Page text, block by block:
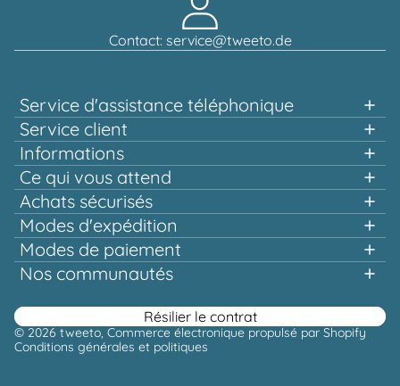
Contact: service@tweeto.de
Service d'assistance téléphonique
Assistance et conseil au:
+49 151 58707657
Lun-mar & jeu-ven, 10h00 - 12h00
Ou via notre
Service client
Informations
Ce qui vous attend
Achats rapides
Une qualité qui en vaut la peine
Livraison gratuite dès 100,00 €*
Achats sécurisés
Plusieurs fois récompensé et certifié!
Modes d'expédition
Modes de paiement
Nos communautés
Résilier le contrat
© 2026 tweeto, Commerce électronique propulsé par Shopify
Conditions générales et politiques